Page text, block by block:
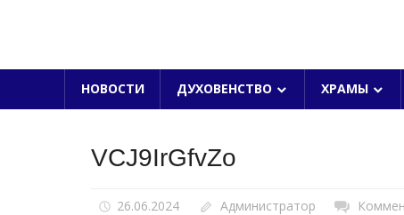
НОВОСТИ ДУХОВЕНСТВО ХРАМЫ
VCJ9IrGfvZo
26.06.2024 Администратор